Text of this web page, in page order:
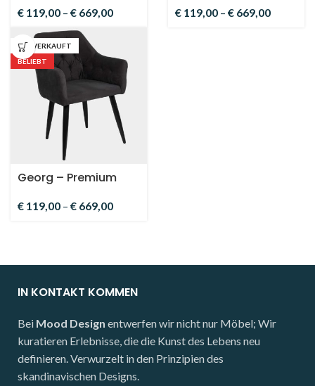
(Dunkelgrau)
€ 119,00 – € 669,00
(Hellgrau)
€ 119,00 – € 669,00
AUSVERKAUFT
BELIEBT
Georg – Premium
(Schwarz)
€ 119,00 – € 669,00
IN KONTAKT KOMMEN
Bei Mood Design entwerfen wir nicht nur Möbel; Wir
kuratieren Erlebnisse, die die Kunst des Lebens neu
definieren. Verwurzelt in den Prinzipien des
skandinavischen Designs.